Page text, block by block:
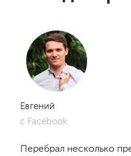
Евгений
с Facebook
Перебрал несколько